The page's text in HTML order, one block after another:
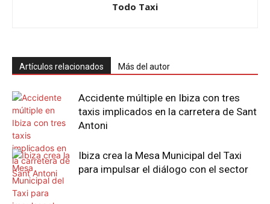
Todo Taxi
Artículos relacionados Más del autor
Accidente múltiple en Ibiza con tres
taxis implicados en la carretera de Sant
Antoni
Ibiza crea la Mesa Municipal del Taxi
para impulsar el diálogo con el sector